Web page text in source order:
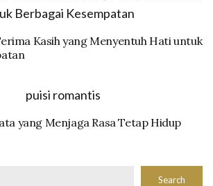
Kasih yang Menyentuh Hati untuk
yang Menjaga Rasa Tetap Hidup
Search